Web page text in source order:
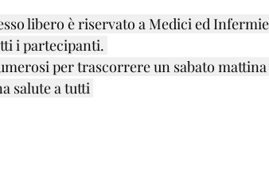
libero è riservato a Medici ed
i partecipanti.
per trascorrere un sabato
salute a tutti